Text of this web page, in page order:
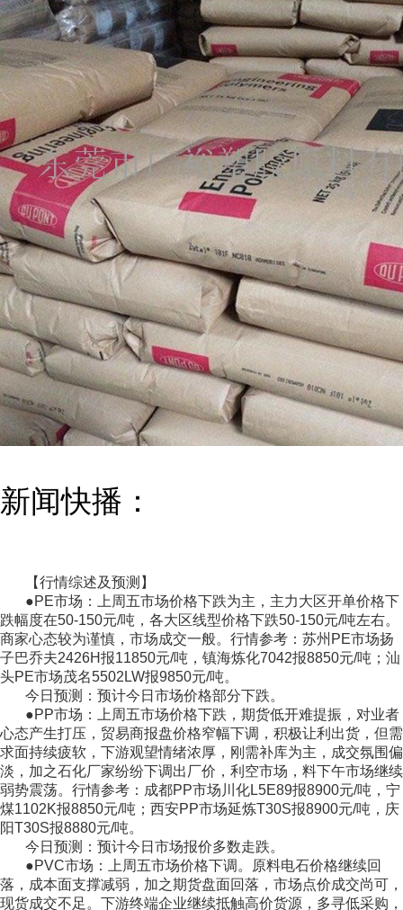
新闻快播：
【行情综述及预测】
●PE市场：上周五市场价格下跌为主，主力大区开单价格下
跌幅度在50-150元/吨，各大区线型价格下跌50-150元/吨左右。
商家心态较为谨慎，市场成交一般。行情参考：苏州PE市场扬
子巴乔夫2426H报11850元/吨，镇海炼化7042报8850元/吨；汕
头PE市场茂名5502LW报9850元/吨。
今日预测：预计今日市场价格部分下跌。
●PP市场：上周五市场价格下跌，期货低开难提振，对业者
心态产生打压，贸易商报盘价格窄幅下调，积极让利出货，但需
求面持续疲软，下游观望情绪浓厚，刚需补库为主，成交氛围偏
淡，加之石化厂家纷纷下调出厂价，利空市场，料下午市场继续
弱势震荡。行情参考：成都PP市场川化L5E89报8900元/吨，宁
煤1102K报8850元/吨；西安PP市场延炼T30S报8900元/吨，庆
阳T30S报8880元/吨。
今日预测：预计今日市场报价多数走跌。
●PVC市场：上周五市场价格下调。原料电石价格继续回
落，成本面支撑减弱，加之期货盘面回落，市场点价成交尚可，
现货成交不足。下游终端企业继续抵触高价货源，多寻低采购，